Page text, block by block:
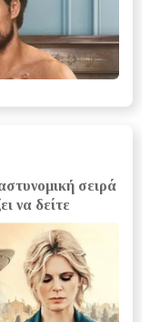
σειρά
να δείτε